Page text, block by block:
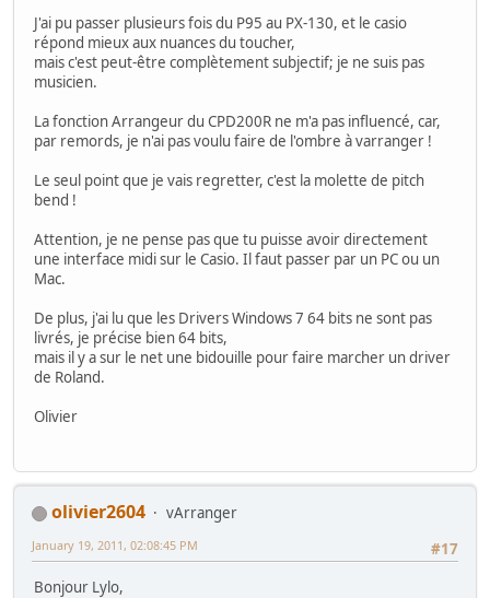
J'ai pu passer plusieurs fois du P95 au PX-130, et le casio
répond mieux aux nuances du toucher,
mais c'est peut-être complètement subjectif; je ne suis pas
musicien.
La fonction Arrangeur du CPD200R ne m'a pas influencé, car,
par remords, je n'ai pas voulu faire de l'ombre à varranger !
Le seul point que je vais regretter, c'est la molette de pitch
bend !
Attention, je ne pense pas que tu puisse avoir directement
une interface midi sur le Casio. Il faut passer par un PC ou un
Mac.
De plus, j'ai lu que les Drivers Windows 7 64 bits ne sont pas
livrés, je précise bien 64 bits,
mais il y a sur le net une bidouille pour faire marcher un driver
de Roland.
Olivier
olivier2604
vArranger
#17
January 19, 2011, 02:08:45 PM
Bonjour Lylo,